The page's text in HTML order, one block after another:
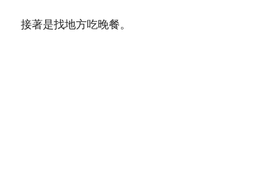
接著是找地方吃晚餐。